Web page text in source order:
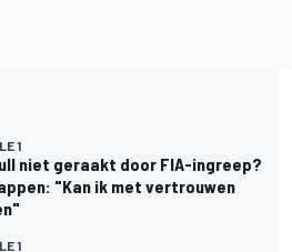
1
niet geraakt door FIA-ingreep?
"Kan ik met vertrouwen
1